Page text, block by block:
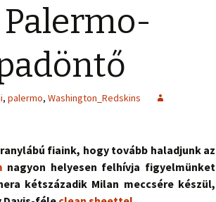
, palermo, Washington_Redskins
fiaink, hogy tovább haladjunk az
nagyon helyesen felhívja figyelmünket
kétszázadik Milan meccsére készül,